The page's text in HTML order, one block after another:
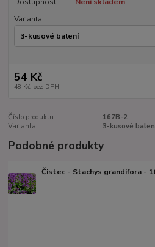
Varianta
54 Kč
48 Kč bez DPH
Číslo produktu:
167B-2
Varianta:
3-kusové
Podobné produkty
Čistec - Stachys grandifora -